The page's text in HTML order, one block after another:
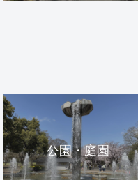
公園・庭園